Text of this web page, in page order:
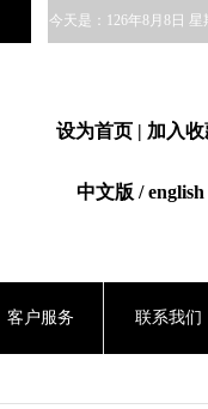
今天是：126年8月8日 星
设为首页 | 加入
中文版 / english
客户服务 联系我们